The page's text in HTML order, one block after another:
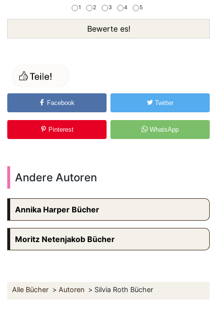
1 2 3 4 5
Bewerte es!
Facebook Twitter
Pinterest WhatsApp
Andere Autoren
Annika Harper Bücher
Moritz Netenjakob Bücher
Alle Bücher Autoren Silvia Roth Bücher